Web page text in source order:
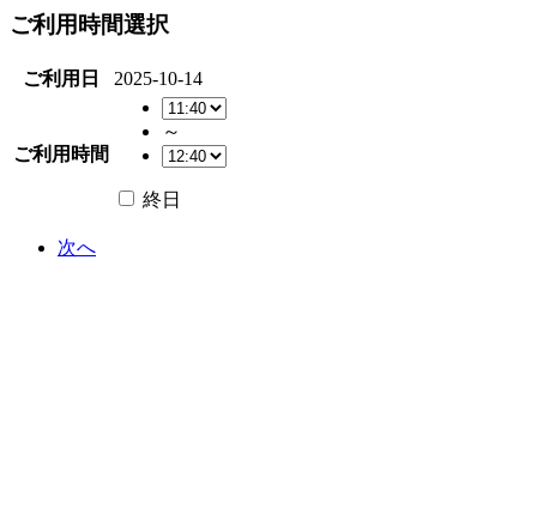
ご利用時間選択
ご利用日 2025-10-14
ご利用時間
～
終日
次へ